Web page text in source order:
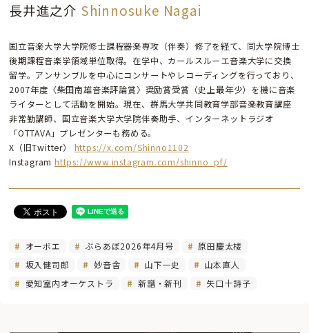
長井進之介 Shinnosuke Nagai
国立音楽大学大学院修士課程器楽専攻（伴奏）修了を経て、同大学院博士
後期課程音楽学領域単位取得。在学中、カールスルーエ音楽大学に交換
留学。アンサンブルを中心にコンサートやレコーディングを行っており、
2007年度〈柴田南雄音楽評論賞〉奨励賞受賞（史上最年少）を機に音楽
ライターとして活動を開始。現在、群馬大学共同教育学部音楽教育講座
非常勤講師、国立音楽大学大学院伴奏助手、インターネットラジオ
「OTTAVA」プレゼンターも務める。
X（旧Twitter） https://x.com/Shinno1102
Instagram https://www.instagram.com/shinno_pf/
オーボエ ぶらあぼ2026年4月号
原田慶太楼
坂入健司郎
妙音舎 山下一史
山本直人
愛知室内オーケストラ
新譜・新刊 矢口十詩子